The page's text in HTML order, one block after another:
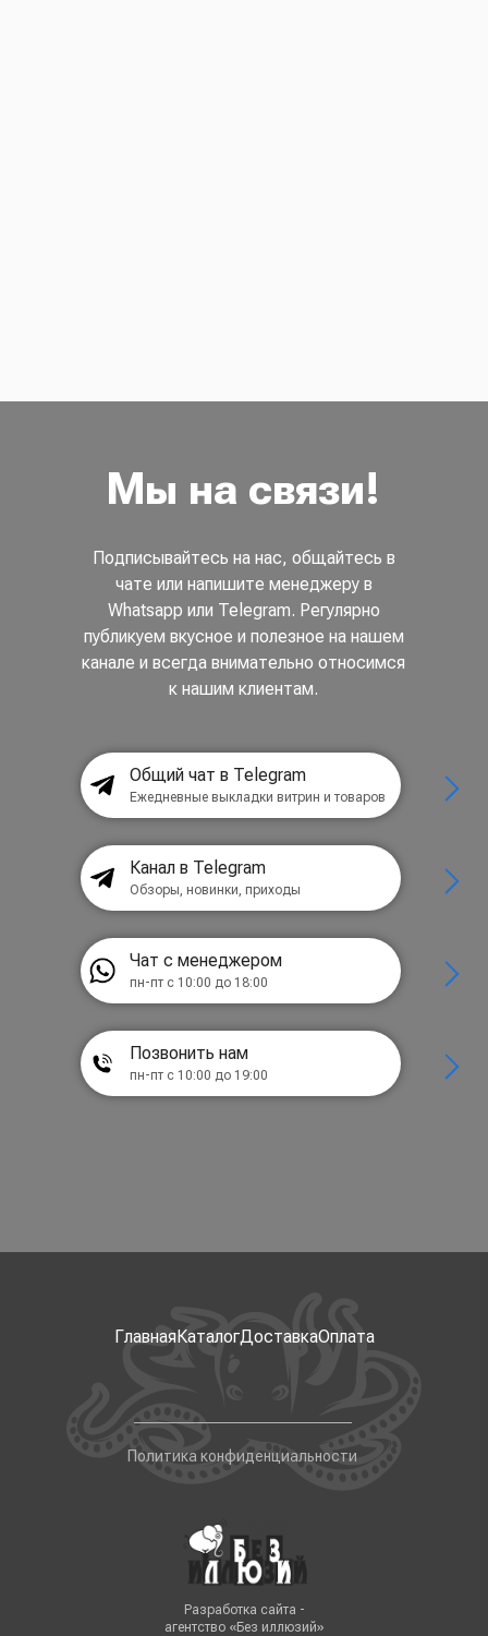
Мы на связи!
Подписывайтесь на нас, общайтесь в
чате или напишите менеджеру в
Whatsapp или Telegram. Регулярно
публикуем вкусное и полезное на нашем
канале и всегда внимательно относимся
к нашим клиентам.
Общий чат в Telegram
Ежедневные выкладки витрин и товаров
Канал в Telegram
Обзоры, новинки, приходы
Чат с менеджером
пн-пт с 10:00 до 18:00
Позвонить нам
пн-пт с 10:00 до 19:00
ГлавнаяКаталогДоставкаОплата
Политика конфиденциальности
Разработка сайта -
агентство «Без иллюзий»